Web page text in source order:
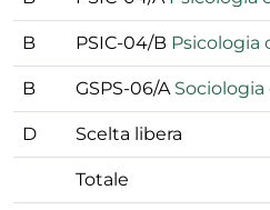
B PSIC-04/B Psicologia
B GSPS-06/A Sociologia
D Scelta libera
Totale